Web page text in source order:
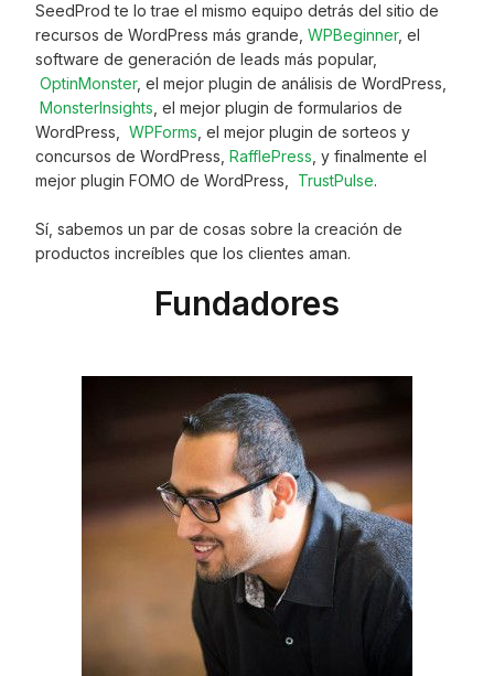
SeedProd te lo trae el mismo equipo detrás del sitio de
recursos de WordPress más grande, WPBeginner, el
software de generación de leads más popular,
OptinMonster, el mejor plugin de análisis de WordPress,
MonsterInsights , el mejor plugin de formularios de
WordPress, WPForms , el mejor plugin de sorteos y
concursos de WordPress, RafflePress , y finalmente el
mejor plugin FOMO de WordPress, TrustPulse.
Sí, sabemos un par de cosas sobre la creación de
productos increíbles que los clientes aman.
Fundadores